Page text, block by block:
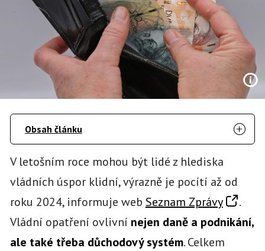
Obsah článku
V letošním roce mohou být lidé z hlediska
vládních úspor klidní, výrazně je pocítí až od
roku 2024, informuje web Seznam Zprávy
.
Vládní opatření ovlivní nejen daně a podnikání,
ale také třeba důchodový systém. Celkem